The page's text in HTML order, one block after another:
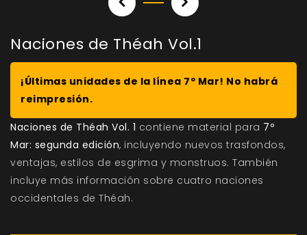
Naciones de Théah Vol.1
¡Últimas unidades de la línea 7º Mar! No habrá
reimpresión.
Naciones de Théah Vol. 1 contiene material para 7º
Mar: segunda edición, incluyendo nuevos trasfondos,
ventajas, estilos de esgrima y monstruos. También
incluye más información sobre cuatro naciones
occidentales de Théah.